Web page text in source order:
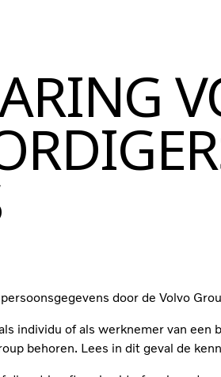
door de Volvo
individu of als werknemer van
behoren. Lees in dit geval de